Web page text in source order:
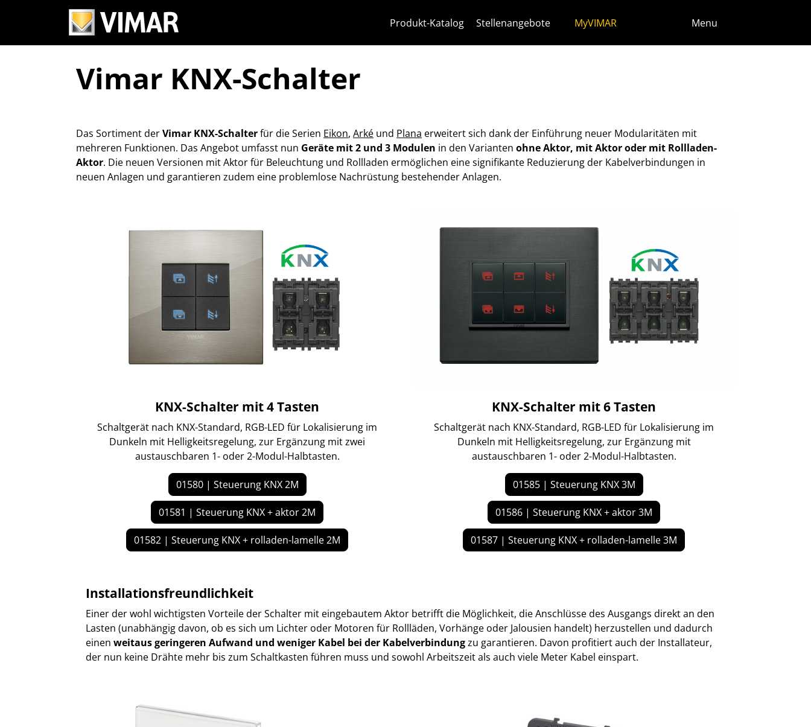
Produkt-Katalog Stellenangebote MyVIMAR Menu
Vimar KNX-Schalter
Das Sortiment derVimar KNX-Schalterfür die Serien Eikon, Arké und Plana erweitert sich dank der Einführung neuer Modularitäten mit
mehreren Funktionen. Das Angebot umfasst nun Geräte mit 2 und 3 Modulen in den Varianten ohne Aktor, mit Aktor oder mit Rollladen-
Aktor. Die neuen Versionen mit Aktor für Beleuchtung und Rollladen ermöglichen eine signifikante Reduzierung der Kabelverbindungen in
neuen Anlagen und garantieren zudem eine problemlose Nachrüstung bestehender Anlagen.
KNX-Schalter mit 4 Tasten
Schaltgerät nach KNX-Standard, RGB-LED für Lokalisierung im
Dunkeln mit Helligkeitsregelung, zur Ergänzung mit zwei
austauschbaren 1- oder 2-Modul-Halbtasten.
01580 | Steuerung KNX 2M
01581 | Steuerung KNX + aktor 2M
01582 | Steuerung KNX + rolladen-lamelle 2M
KNX-Schalter mit 6 Tasten
Schaltgerät nach KNX-Standard, RGB-LED für Lokalisierung im
Dunkeln mit Helligkeitsregelung, zur Ergänzung mit
austauschbaren 1- oder 2-Modul-Halbtasten.
01585 | Steuerung KNX 3M
01586 | Steuerung KNX + aktor 3M
01587 | Steuerung KNX + rolladen-lamelle 3M
Installationsfreundlichkeit
Einer der wohl wichtigsten Vorteile der Schalter mit eingebautem Aktor betrifft die Möglichkeit, die Anschlüsse des Ausgangs direkt an den
Lasten (unabhängig davon, ob es sich um Lichter oder Motoren für Rollläden, Vorhänge oder Jalousien handelt) herzustellen und dadurch
einen weitaus geringeren Aufwand und weniger Kabel bei der Kabelverbindungzu garantieren. Davon profitiert auch der Installateur,
der nun keine Drähte mehr bis zum Schaltkasten führen muss und sowohl Arbeitszeit als auch viele Meter Kabel einspart.